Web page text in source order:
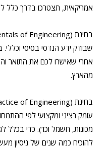
אמריקאית, תצטרכו בדרך כלל
שבודק ידע הנדסי בסיסי
אחרי שאישרו לכם את התואר
מהארץ.
עומק רציני ומקצועי לפי
מכונות, חשמל וכו’). כדי
להוכיח כמה שנים של ניסיון